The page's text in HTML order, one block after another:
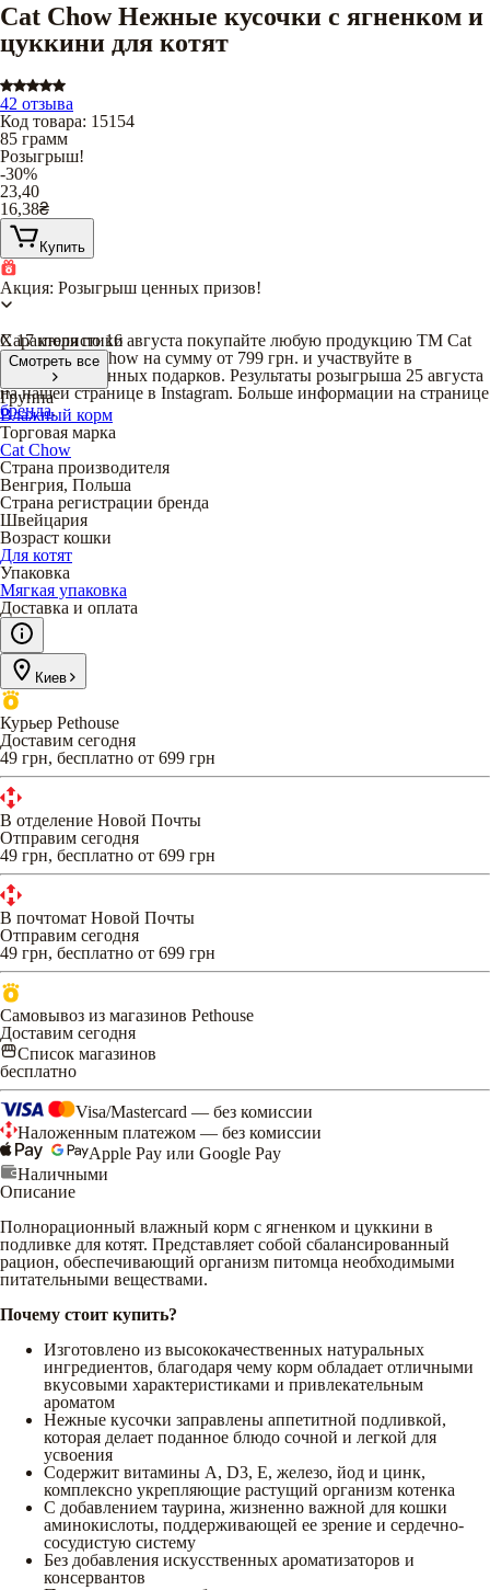
Cat Chow Нежные кусочки с ягненком и
цуккини для котят
42 отзыва
Код товара: 15154
85 грамм
Розыгрыш!
-30%
23,40
16,38₴
Купить
Акция: Розыгрыш ценных призов!
С 17 июля по 16 августа покупайте любую продукцию TM Cat
Chow и Dog Chow на сумму от 799 грн. и участвуйте в
розыгрыше ценных подарков. Результаты розыгрыша 25 августа
на нашей странице в Instagram. Больше информации на странице
бренда.
Характеристики
Смотреть все
Группа
Влажный корм
Торговая марка
Cat Chow
Страна производителя
Венгрия, Польша
Страна регистрации бренда
Швейцария
Возраст кошки
Для котят
Упаковка
Мягкая упаковка
Доставка и оплата
Киев
Курьер Pethouse
Доставим сегодня
49 грн, бесплатно от 699 грн
В отделение Новой Почты
Отправим сегодня
49 грн, бесплатно от 699 грн
В почтомат Новой Почты
Отправим сегодня
49 грн, бесплатно от 699 грн
Самовывоз из магазинов Pethouse
Доставим сегодня
Список магазинов
бесплатно
Visa/Mastercard — без комиссии
Наложенным платежом — без комиссии
Apple Pay или Google Pay
Наличными
Описание
Полнорационный влажный корм с ягненком и цуккини в
подливке для котят. Представляет собой сбалансированный
рацион, обеспечивающий организм питомца необходимыми
питательными веществами.
Почему стоит купить?
Изготовлено из высококачественных натуральных
ингредиентов, благодаря чему корм обладает отличными
вкусовыми характеристиками и привлекательным
ароматом
Нежные кусочки заправлены аппетитной подливкой,
которая делает поданное блюдо сочной и легкой для
усвоения
Содержит витамины А, D3, Е, железо, йод и цинк,
комплексно укрепляющие растущий организм котенка
С добавлением таурина, жизненно важной для кошки
аминокислоты, поддерживающей ее зрение и сердечно-
сосудистую систему
Без добавления искусственных ароматизаторов и
консервантов